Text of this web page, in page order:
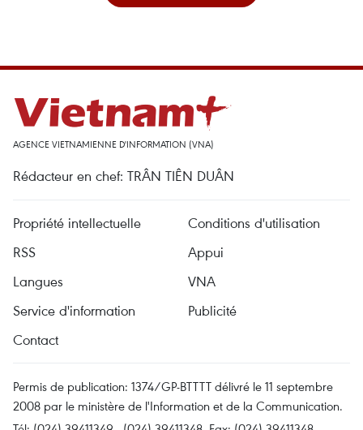
AGENCE VIETNAMIENNE D'INFORMATION (VNA)
Rédacteur en chef: TRÂN TIÊN DUÂN
Propriété intellectuelle
Conditions d'utilisation
RSS
Appui
Langues
VNA
Service d'information
Publicité
Contact
Permis de publication: 1374/GP-BTTTT délivré le 11 septembre
2008 par le ministère de l'Information et de la Communication.